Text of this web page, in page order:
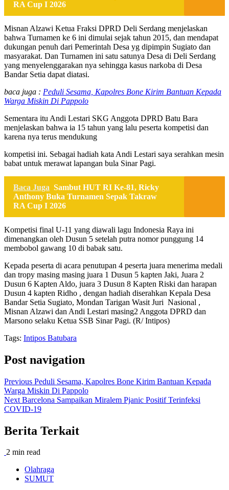
RA Cup I 2026
Misnan Alzawi Ketua Fraksi DPRD Deli Serdang menjelaskan
bahwa Turnamen ke 6 ini dimulai sejak tahun 2015, dan mendapat
dukungan penuh dari Pemerintah Desa yg dipimpin Sugiato dan
masyarakat. Dan Turnamen ini satu satunya Desa di Deli Serdang
yang menyelenggarakan nya sehingga kasus narkoba di Desa
Bandar Setia dapat diatasi.
baca juga : Peduli Sesama, Kapolres Bone Kirim Bantuan Kepada
Warga Miskin Di Pappolo
Sementara itu Andi Lestari SKG Anggota DPRD Batu Bara
menjelaskan bahwa ia 15 tahun yang lalu peserta kompetisi dan
karena nya terus mendukung
kompetisi ini. Sebagai hadiah kata Andi Lestari saya serahkan mesin
babat untuk merawat lapangan bula Sinar Pagi.
Baca Juga Sambut HUT RI Ke-81, Ricky
Anthony Buka Turnamen Sepak Takraw
RA Cup I 2026
Kompetisi final U-11 yang diawali lagu Indonesia Raya ini
dimenangkan oleh Dusun 5 setelah putra nomor punggung 14
membobol gawang 10 di babak satu.
Kepada peserta di acara penutupan 4 peserta juara menerima medali
dan tropy masing masing juara 1 Dusun 5 kapten Jaki, Juara 2
Dusun 6 Kapten Aldo, juara 3 Dusun 8 Kapten Riski dan harapan
Dusun 4 kapten Ridho , dengan hadiah diserahkan Kepala Desa
Bandar Setia Sugiato, Mondan Tarigan Wasit Juri Nasional ,
Misnan Alzawi dan Andi Lestari masing2 Anggota DPRD dan
Marsono selaku Ketua SSB Sinar Pagi. (R/ Intipos)
Tags: Intipos Batubara
Post navigation
Previous Peduli Sesama, Kapolres Bone Kirim Bantuan Kepada
Warga Miskin Di Pappolo
Next Barcelona Sampaikan Miralem Pjanic Positif Terinfeksi
COVID-19
Berita Terkait
2 min read
Olahraga
SUMUT